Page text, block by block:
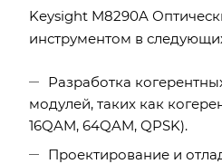
Keysight M8290A
инструментом в
Разработка
модулей, таких как
16QAM, 64QAM, QPSK).
Проектирование и